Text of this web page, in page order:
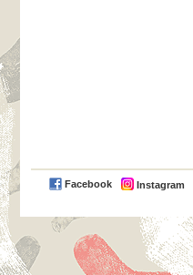
Facebook Instagram